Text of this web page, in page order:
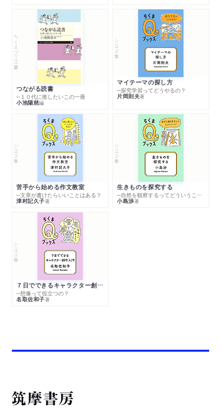
ちくまプリマー新書
つながる読書
─１０代に推したいこの一冊
小池陽慈編
シリーズ・全集
マイテーマの探し方
─探究学習ってどうやるの？
片岡則夫著
シリーズ・全集
苦手から始める作文教室
─文章が書けたらいいことはある？
津村記久子著
シリーズ・全集
生きものを探究する
─自然を観察するってどういうこと？
小島渉著
シリーズ・全集
７日でできるキャラクター創作入門
─想像って役立つの？
名取佐和子著